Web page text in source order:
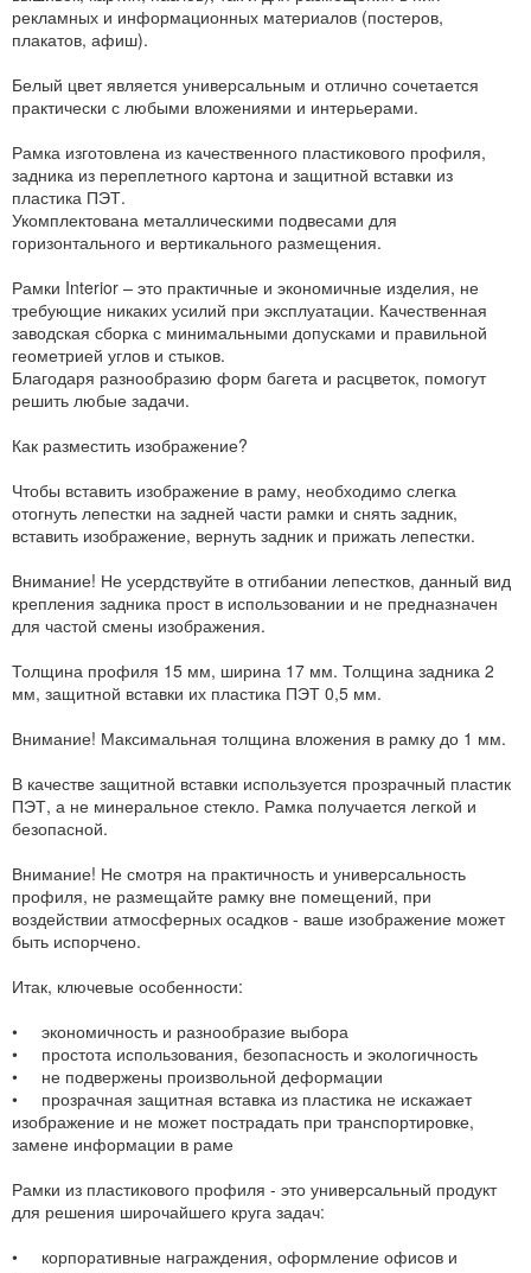
рекламных и информационных материалов (постеров,
плакатов, афиш).
Белый цвет является универсальным и отлично сочетается
практически с любыми вложениями и интерьерами.
Рамка изготовлена из качественного пластикового профиля,
задника из переплетного картона и защитной вставки из
пластика ПЭТ.
Укомплектована металлическими подвесами для
горизонтального и вертикального размещения.
Рамки Interior – это практичные и экономичные изделия, не
требующие никаких усилий при эксплуатации. Качественная
заводская сборка с минимальными допусками и правильной
геометрией углов и стыков.
Благодаря разнообразию форм багета и расцветок, помогут
решить любые задачи.
Как разместить изображение?
Чтобы вставить изображение в раму, необходимо слегка
отогнуть лепестки на задней части рамки и снять задник,
вставить изображение, вернуть задник и прижать лепестки.
Внимание! Не усердствуйте в отгибании лепестков, данный вид
крепления задника прост в использовании и не предназначен
для частой смены изображения.
Толщина профиля 15 мм, ширина 17 мм. Толщина задника 2
мм, защитной вставки их пластика ПЭТ 0,5 мм.
Внимание! Максимальная толщина вложения в рамку до 1 мм.
В качестве защитной вставки используется прозрачный пластик
ПЭТ, а не минеральное стекло. Рамка получается легкой и
безопасной.
Внимание! Не смотря на практичность и универсальность
профиля, не размещайте рамку вне помещений, при
воздействии атмосферных осадков - ваше изображение может
быть испорчено.
Итак, ключевые особенности:
• экономичность и разнообразие выбора
• простота использования, безопасность и экологичность
• не подвержены произвольной деформации
• прозрачная защитная вставка из пластика не искажает
изображение и не может пострадать при транспортировке,
замене информации в раме
Рамки из пластикового профиля - это универсальный продукт
для решения широчайшего круга задач:
• корпоративные награждения, оформление офисов и